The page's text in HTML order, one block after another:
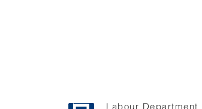
Labour Department